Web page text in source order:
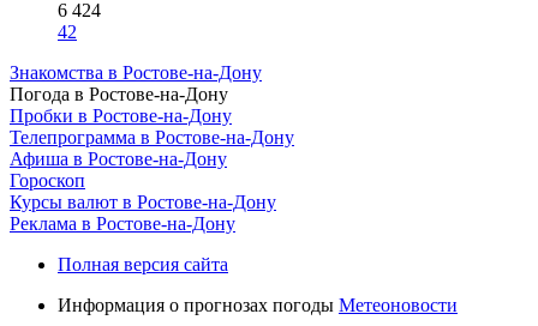
6 424
42
Знакомства в Ростове-на-Дону
Погода в Ростове-на-Дону
Пробки в Ростове-на-Дону
Телепрограмма в Ростове-на-Дону
Афиша в Ростове-на-Дону
Гороскоп
Курсы валют в Ростове-на-Дону
Реклама в Ростове-на-Дону
Полная версия сайта
Информация о прогнозах погоды Метеоновости